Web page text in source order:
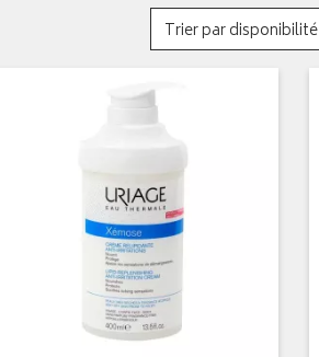
Trier par disponibilité